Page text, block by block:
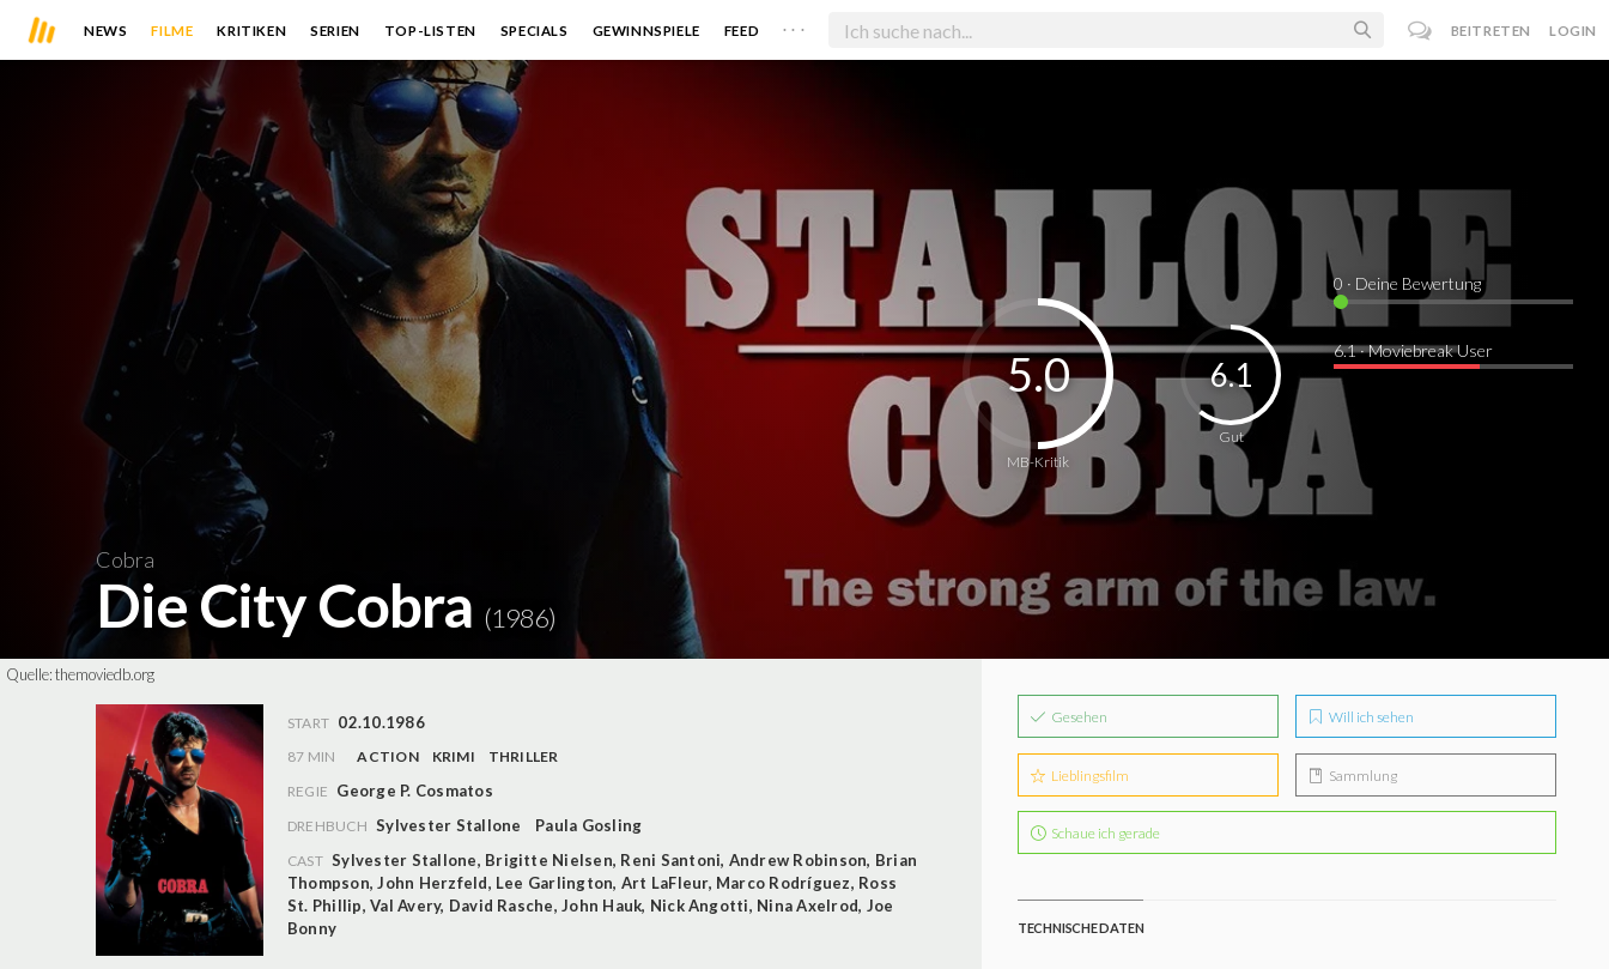
NEWS FILME KRITIKEN SERIEN TOP-LISTEN SPECIALS GEWINNSPIELE FEED . . . BEITRETEN LOGIN
Cobra
Die City Cobra (1986)
MB-Kritik
5.0
Gut
6.1
0 · Deine Bewertung
6.1 · Moviebreak User
Quelle:themoviedb.org
START 02.10.1986
87 MIN ACTION KRIMI
THRILLER
REGIE George P. Cosmatos
DREHBUCH Sylvester Stallone Paula Gosling
CAST Sylvester Stallone, Brigitte Nielsen, Reni Santoni, Andrew Robinson, Brian
Thompson,John Herzfeld, Lee Garlington, Art LaFleur, Marco Rodríguez, Ross
St. Phillip,Val Avery, David Rasche,John Hauk, Nick Angotti, Nina Axelrod, Joe
Bonny
Gesehen Will ich sehen
Lieblingsfilm Sammlung
Schaue ich gerade
TECHNISCHE DATEN